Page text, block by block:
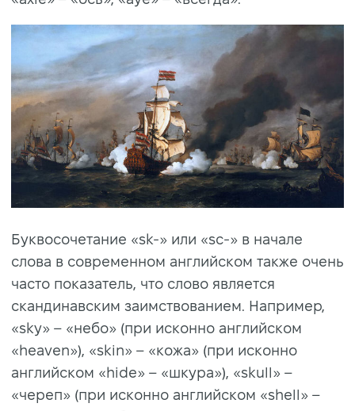
Буквосочетание «sk-» или «sc-» в начале
слова в современном английском также очень
часто показатель, что слово является
скандинавским заимствованием. Например,
«sky» – «небо» (при исконно английском
«heaven»), «skin» – «кожа» (при исконно
английском «hide» – «шкура»), «skull» –
«череп» (при исконно английском «shell» –